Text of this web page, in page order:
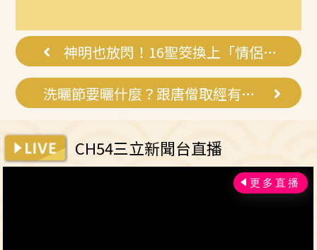
在不嫌晚...
神明也放閃！16聖筊換上「情侶裝」
洗曬節要曬什麼？跟唐僧取經有關？
CH54三立新聞台直播